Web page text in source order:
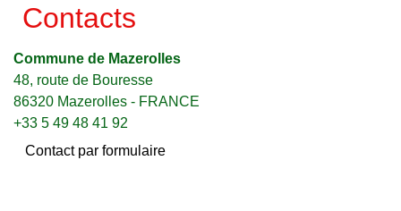
Contacts
Commune de Mazerolles
48, route de Bouresse
86320 Mazerolles - FRANCE
+33 5 49 48 41 92
Contact par formulaire